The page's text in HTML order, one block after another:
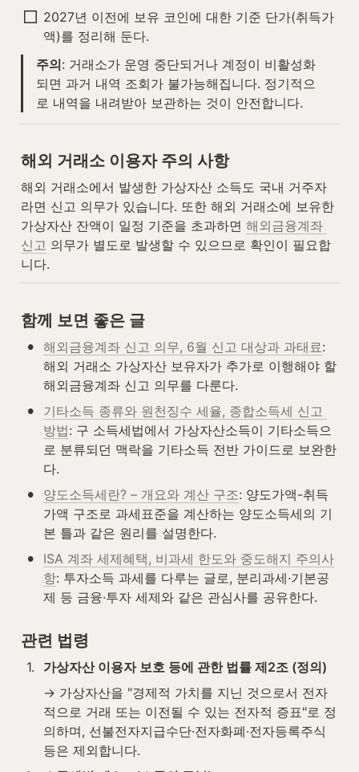
2027년 이전에 보유 코인에 대한 기준 단가(취득가
액)를 정리해 둔다.
주의: 거래소가 운영 중단되거나 계정이 비활성화
되면 과거 내역 조회가 불가능해집니다. 정기적으
로 내역을 내려받아 보관하는 것이 안전합니다.
해외 거래소 이용자 주의 사항
해외 거래소에서 발생한 가상자산 소득도 국내 거주자
라면 신고 의무가 있습니다. 또한 해외 거래소에 보유한
가상자산 잔액이 일정 기준을 초과하면 해외금융계좌
신고 의무가 별도로 발생할 수 있으므로 확인이 필요합
니다.
함께 보면 좋은 글
• 해외금융계좌 신고 의무, 6월 신고 대상과 과태료:
해외 거래소 가상자산 보유자가 추가로 이행해야 할
해외금융계좌 신고 의무를 다룬다.
•
기타소득 종류와 원천징수 세율, 종합소득세 신고
방법: 구 소득세법에서 가상자산소득이 기타소득으
로 분류되던 맥락을 기타소득 전반 가이드로 보완한
다.
• 양도소득세란? – 개요와 계산 구조: 양도가액-취득
가액 구조로 과세표준을 계산하는 양도소득세의 기
본 틀과 같은 원리를 설명한다.
•
ISA 계좌 세제혜택, 비과세 한도와 중도해지 주의사
항: 투자소득 과세를 다루는 글로, 분리과세·기본공
제 등 금융·투자 세제와 같은 관심사를 공유한다.
관련 법령
1.
가상자산 이용자 보호 등에 관한 법률 제2조 (정의)
→ 가상자산을 "경제적 가치를 지닌 것으로서 전자
적으로 거래 또는 이전될 수 있는 전자적 증표"로 정
의하며, 선불전자지급수단·전자화폐·전자등록주식
등은 제외합니다.